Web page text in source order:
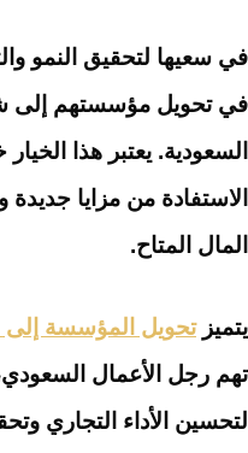
في سعيها لتحقيق النمو
في تحويل مؤسستهم إلى
السعودية. يعتبر هذا
الاستفادة من مزايا
المال المتاح.
يتميزتحويل المؤسسة
تهم رجل الأعمال
لتحسين الأداء التجاري